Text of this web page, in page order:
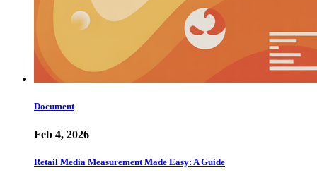
Document
Feb 4, 2026
Retail Media Measurement Made Easy: A Guide